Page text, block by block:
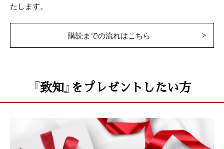
たします。
購読までの流れはこちら
『致知』をプレゼントしたい方